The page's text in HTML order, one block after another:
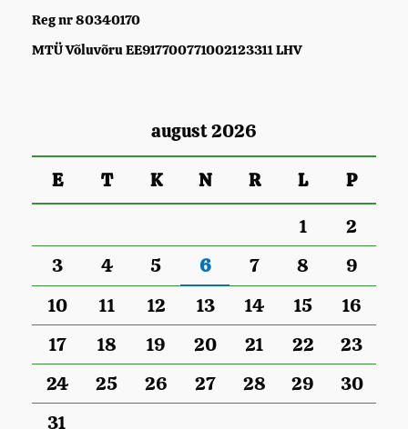
Reg nr 80340170
MTÜ Võluvõru EE917700771002123311 LHV
august 2026
E T K N R L
P
1
2
3
4 5 6 7 8
9
10
11 12 13 14 15
16
17
18 19 20 21 22
23
24
25 26 27 28 29
30
31